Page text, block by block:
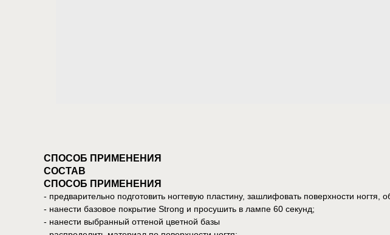
СПОСОБ ПРИМЕНЕНИЯ
СОСТАВ
СПОСОБ ПРИМЕНЕНИЯ
- предварительно подготовить ногтевую пластину, зашлифовать поверхности ногтя,
- нанести базовое покрытие Strong и просушить в лампе 60 секунд;
- нанести выбранный оттеной цветной базы